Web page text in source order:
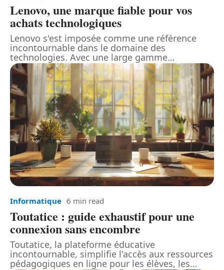
Lenovo, une marque fiable pour vos
achats technologiques
Lenovo s'est imposée comme une référence
incontournable dans le domaine des
technologies. Avec une large gamme…
Informatique 6 min read
Toutatice : guide exhaustif pour une
connexion sans encombre
Toutatice, la plateforme éducative
incontournable, simplifie l'accès aux ressources
pédagogiques en ligne pour les élèves, les…